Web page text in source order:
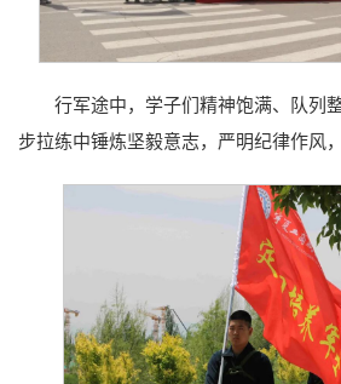
行军途中，学子们精神饱满、队列
步拉练中锤炼坚毅意志，严明纪律作风